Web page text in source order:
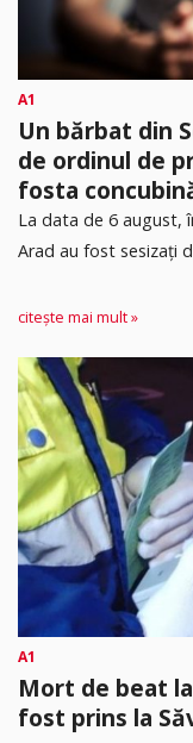
A1
Un bărbat din
de ordinul de
fosta
​La data de 6 august,
Arad au fost sesizați
citește mai mult »
A1
Mort de beat
fost prins la